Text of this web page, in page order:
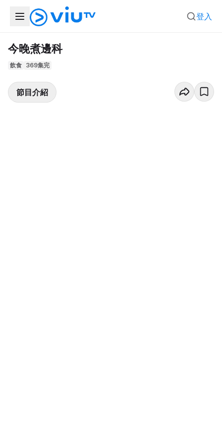
登入
今晚煮邊科
飲食 369集完
節目介紹